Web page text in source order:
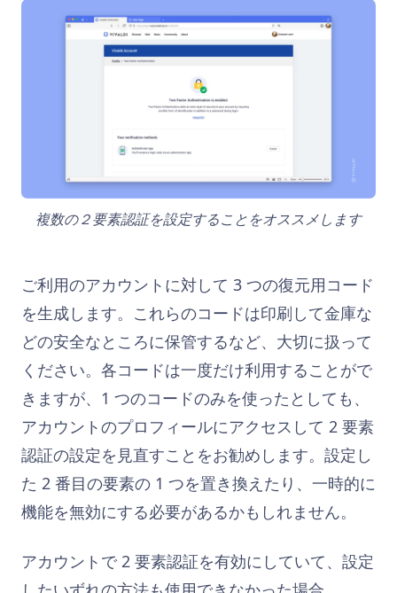
複数の２要素認証を設定することをオススメします
ご利用のアカウントに対して 3 つの復元用コード
を生成します。これらのコードは印刷して金庫な
どの安全なところに保管するなど、大切に扱って
ください。各コードは一度だけ利用することがで
きますが、1 つのコードのみを使ったとしても、
アカウントのプロフィールにアクセスして 2 要素
認証の設定を見直すことをお勧めします。設定し
た 2 番目の要素の 1 つを置き換えたり、一時的に
機能を無効にする必要があるかもしれません。
アカウントで 2 要素認証を有効にしていて、設定